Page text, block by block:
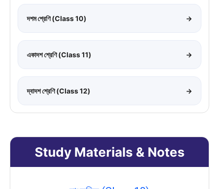
দশম শ্রেণি (Class 10) →
একাদশ শ্রেণি (Class 11) →
দ্বাদশ শ্রেণি (Class 12) →
Study Materials & Notes